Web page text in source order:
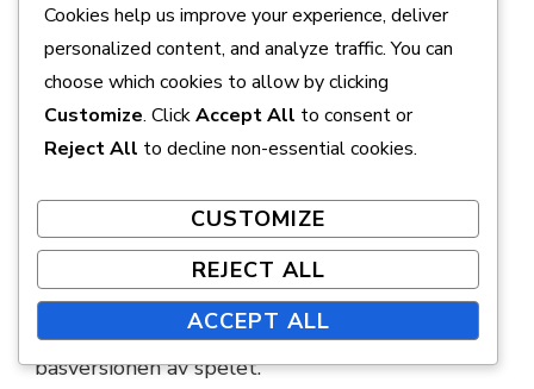
Tillgång till exklusiva funktioner
och föremål
Att göra anspråk på dina DLC-rättigheter ger
som kan förbättra din karaktärs förmågor
avsevärt. Dessa föremål inkluderar ofta
kraftfulla vapen, unika rustningar och speciell
materia som inte finns tillgängliga i
basversionen av spelet.
Cookies help us improve your experience, deliver
personalized content, and analyze traffic. You can
choose which cookies to allow by clicking
Customize. ClickAccept All to consent or
Reject All to decline non-essential cookies.
CUSTOMIZE
REJECT ALL
ACCEPT ALL